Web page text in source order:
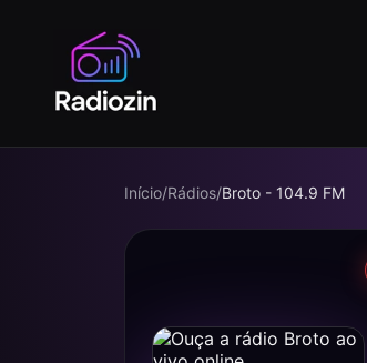
Início/Rádios/Broto - 104.9 FM